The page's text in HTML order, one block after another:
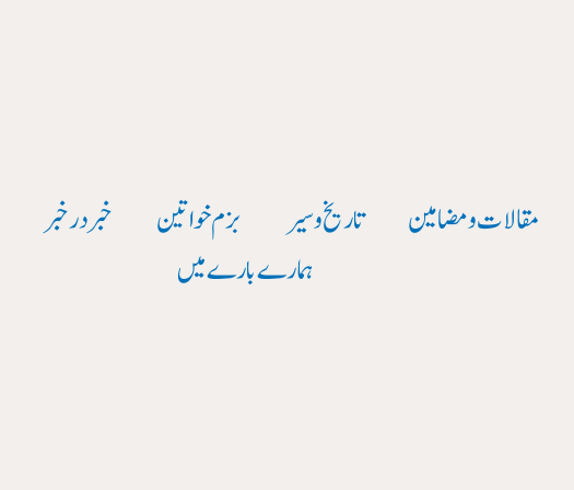
مقالات و مضامین تاریخ وسیر بزم خواتین خبر در خبر
ہمارے بارے میں